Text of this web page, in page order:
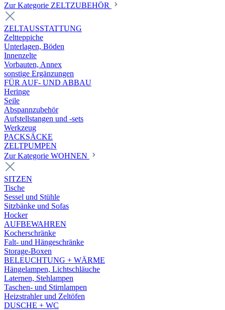
Zur Kategorie ZELTZUBEHÖR
ZELTAUSSTATTUNG
Zeltteppiche
Unterlagen, Böden
Innenzelte
Vorbauten, Annex
sonstige Ergänzungen
FÜR AUF- UND ABBAU
Heringe
Seile
Abspannzubehör
Aufstellstangen und -sets
Werkzeug
PACKSÄCKE
ZELTPUMPEN
Zur Kategorie WOHNEN
SITZEN
Tische
Sessel und Stühle
Sitzbänke und Sofas
Hocker
AUFBEWAHREN
Kocherschränke
Falt- und Hängeschränke
Storage-Boxen
BELEUCHTUNG + WÄRME
Hängelampen, Lichtschläuche
Laternen, Stehlampen
Taschen- und Stirnlampen
Heizstrahler und Zeltöfen
DUSCHE + WC